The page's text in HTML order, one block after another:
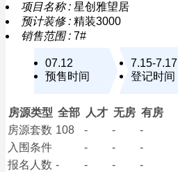
项目名称 : 星创雅望居
预计装修 : 精装3000
销售范围 : 7#
07.12
预售时间
7.15-7.17
登记时间
房源类型 全部 人才 无房 有房
房源套数 108 - -
-
入围条件
- -
-
报名 人数 - - -
-